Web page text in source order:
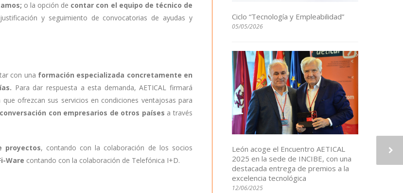
o la opción de contar con el equipo de técnico de
y seguimiento de convocatorias de ayudas y
con una formación especializada concretamente en
Para dar respuesta a esta demanda, AETICAL firmará
que ofrezcan sus servicios en condiciones ventajosas para
con empresarios de otros países a través
proyectos, contando con la colaboración de los socios
Ware contando con la colaboración de Telefónica I+D.
Ciclo “Tecnología y Empleabilidad”
05/05/2026
León acoge el Encuentro AETICAL
2025 en la sede de INCIBE, con una
destacada entrega de premios a la
excelencia tecnológica
12/06/2025